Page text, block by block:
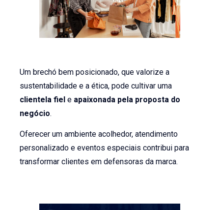
Um brechó bem posicionado, que valorize a
sustentabilidade e a ética, pode cultivar uma
clientela fiel e apaixonada pela proposta do
negócio.
Oferecer um ambiente acolhedor, atendimento
personalizado e eventos especiais contribui para
transformar clientes em defensoras da marca.